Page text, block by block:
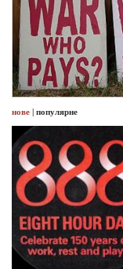
нове | популярне